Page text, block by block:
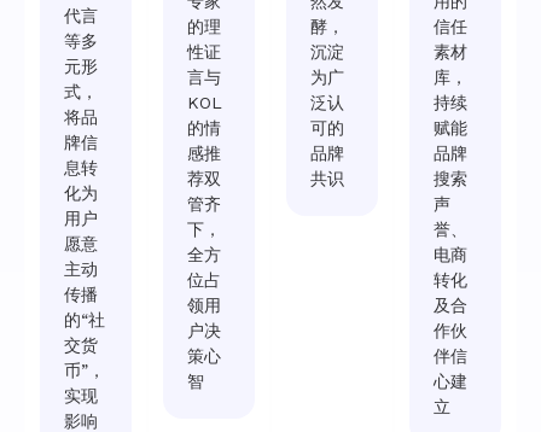
代言
等多
元形
式，
将品
牌信
息转
化为
用户
愿意
主动
传播
的“社
交货
币”，
实现
影响
的理
性证
言与
KOL
的情
感推
荐双
管齐
下，
全方
位占
领用
户决
策心
智
酵，
沉淀
为广
泛认
可的
品牌
共识
信任
素材
库，
持续
赋能
品牌
搜索
声
誉、
电商
转化
及合
作伙
伴信
心建
立